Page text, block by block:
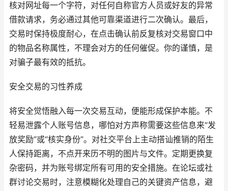
核对网址每一个字符，对任何自称官方人员或好友的异常
借款请求，务必通过其他可靠渠道进行二次确认。最后，
交易时保持极度耐心，在点击确认前反复核对交易窗口中
的物品名称属性，不理会对方的任何催促。你的谨慎，是
对骗子最有效的抵抗。
安全交易的习性养成
将安全觉悟融入每一次交易互动，便能形成保护本能。不
轻易泄露个人账号信息，哪怕对方声称需要这些信息来“发
放奖励”或“核实身份”。对社交平台上主动搭讪推销的陌生
人保持距离，不点开来历不明的图片与文件。定期更换复
杂密码，并为账号绑定所有可用的安全措施。在论坛或社
群讨论交易时，注意模糊化处理自己的关键资产信息，避